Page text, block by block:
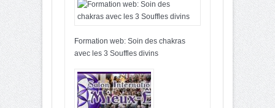
Formation web: Soin des chakras
avec les 3 Souffles divins